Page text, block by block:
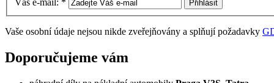
Váš e-mail: *
Vaše osobní údaje nejsou nikde zveřejňovány a splňují požadavky
Doporučujeme vám